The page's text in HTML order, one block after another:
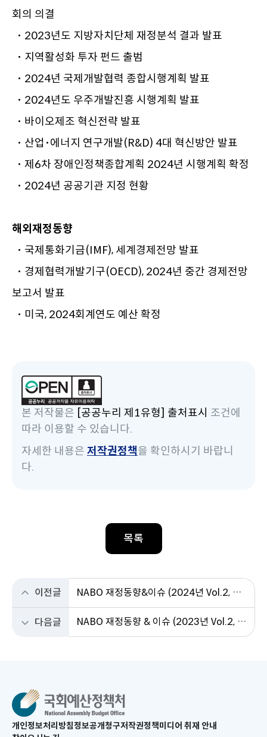
회의 의결
･ 2023년도 지방자치단체 재정분석 결과 발표
･ 지역활성화 투자 펀드 출범
･ 2024년 국제개발협력 종합시행계획 발표
･ 2024년도 우주개발진흥 시행계획 발표
･ 바이오제조 혁신전략 발표
･ 산업･에너지 연구개발(R&D) 4대 혁신방안 발표
･ 제6차 장애인정책종합계획 2024년 시행계획 확정
･ 2024년 공공기관 지정 현황
해외재정동향
･ 국제통화기금(IMF), 세계경제전망 발표
･ 경제협력개발기구(OECD), 2024년 중간 경제전망
보고서 발표
･ 미국, 2024회계연도 예산 확정
본 저작물은 [공공누리 제1유형] 출처표시 조건에
따라 이용할 수 있습니다.
자세한 내용은 저작권정책을 확인하시기 바랍니
다.
목록
이전글 NABO 재정동향&이슈 (2024년 Vol.2, 통권 제25호)
다음글 NABO 재정동향 & 이슈 (2023년 Vol.2, 통권 제23호)
개인정보처리방침새
정보공개청구저작권정책미디어 취재 안내